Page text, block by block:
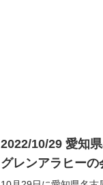
2022/10/29 愛知
グレンアラヒー